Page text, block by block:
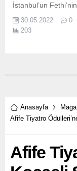
İstanbul’un
30.05.2022
0
203
Anasayfa
Afife Tiyatro
Afife